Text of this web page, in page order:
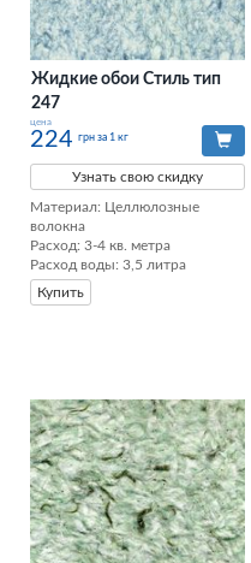
Жидкие обои Стиль тип
247
цена
224 грн за 1 кг
Узнать свою скидку
Материал: Целлюлозные
волокна
Расход: 3-4 кв. метра
Расход воды: 3,5 литра
Купить